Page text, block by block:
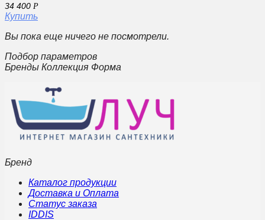
34 400 Р
Купить
Вы пока еще ничего не посмотрели.
Подбор параметров
Бренды Коллекция Форма
Бренд
Каталог продукции
Доставка и Оплата
Статус заказа
IDDIS